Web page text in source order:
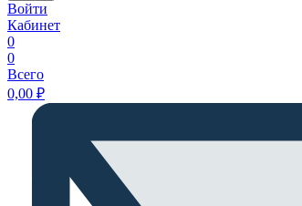
Войти
Кабинет
0
0
Всего
0,00 ₽